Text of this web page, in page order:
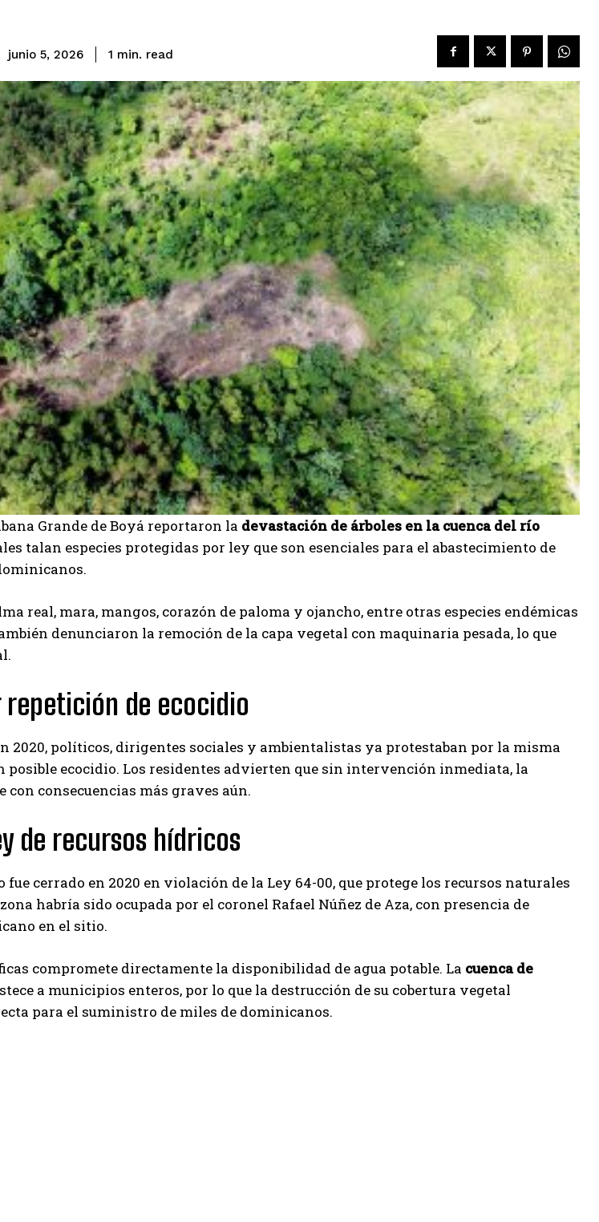
junio 5, 2026 1 min. read
Grande de Boyá reportaron la devastación de árboles en la cuenca del río
talan especies protegidas por ley que son esenciales para el abastecimiento de
real, mara, mangos, corazón de paloma y ojancho, entre otras especies endémicas
denunciaron la remoción de la capa vegetal con maquinaria pesada, lo que
repetición de ecocidio
2020, políticos, dirigentes sociales y ambientalistas ya protestaban por la misma
posible ecocidio. Los residentes advierten que sin intervención inmediata, la
consecuencias más graves aún.
de recursos hídricos
fue cerrado en 2020 en violación de la Ley 64-00, que protege los recursos naturales
habría sido ocupada por el coronel Rafael Núñez de Aza, con presencia de
en el sitio.
compromete directamente la disponibilidad de agua potable. La cuenca de
a municipios enteros, por lo que la destrucción de su cobertura vegetal
para el suministro de miles de dominicanos.